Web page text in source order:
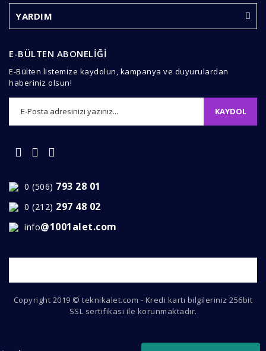
Ürün fiyatı diğer sitelerden daha pahalı.
YARDIM
E-BÜLTEN ABONELİĞİ
E-Bülten listemize kaydolun, kampanya ve duyurulardan
haberiniz olsun!
KAYDOL
0 (506) 793 28 01
0 (212) 297 48 02
info@1001alet.com
Copyright 2019 © teknikalet.com - Kredi kartı bilgileriniz 256bit
SSL sertifikası ile korunmaktadır.